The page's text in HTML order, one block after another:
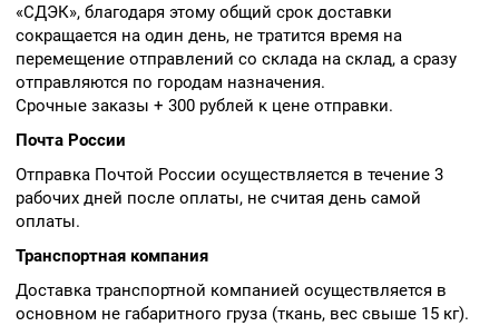
«СДЭК», благодаря этому общий срок доставки
сокращается на один день, не тратится время на
перемещение отправлений со склада на склад, а сразу
отправляются по городам назначения.
Срочные заказы + 300 рублей к цене отправки.
Почта России
Отправка Почтой России осуществляется в течение 3
рабочих дней после оплаты, не считая день самой
оплаты.
Транспортная компания
Доставка транспортной компанией осуществляется в
основном не габаритного груза (ткань, вес свыше 15 кг).